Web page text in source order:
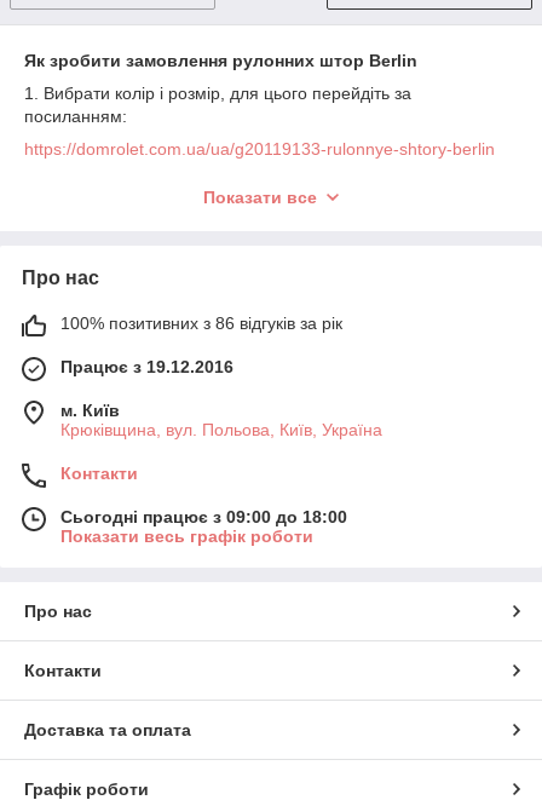
Як зробити замовлення рулонних штор Berlin
1. Вибрати колір і розмір, для цього перейдіть за
посиланням:
https://domrolet.com.ua/ua/g20119133-rulonnye-shtory-berlin
https://domrolet.com.ua/cp65298-zamer-tkanevyh-rolet.html
Для мобільної версії
Показати все
Про нас
100% позитивних з 86 відгуків за рік
Працює з 19.12.2016
м. Київ
Крюківщина, вул. Польова, Київ, Україна
Контакти
Сьогодні працює з 09:00 до 18:00
Показати весь графік роботи
Про нас
Контакти
Доставка та оплата
Графік роботи